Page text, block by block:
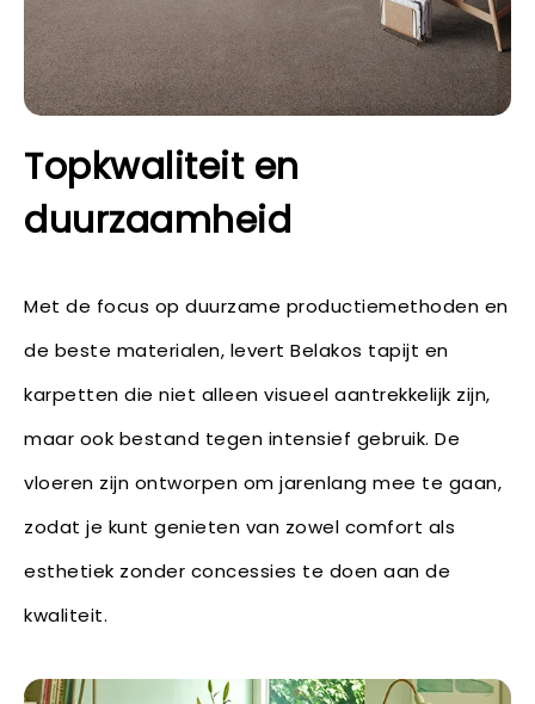
Topkwaliteit en
duurzaamheid
Met de focus op duurzame productiemethoden en
de beste materialen, levert Belakos tapijt en
karpetten die niet alleen visueel aantrekkelijk zijn,
maar ook bestand tegen intensief gebruik. De
vloeren zijn ontworpen om jarenlang mee te gaan,
zodat je kunt genieten van zowel comfort als
esthetiek zonder concessies te doen aan de
kwaliteit.